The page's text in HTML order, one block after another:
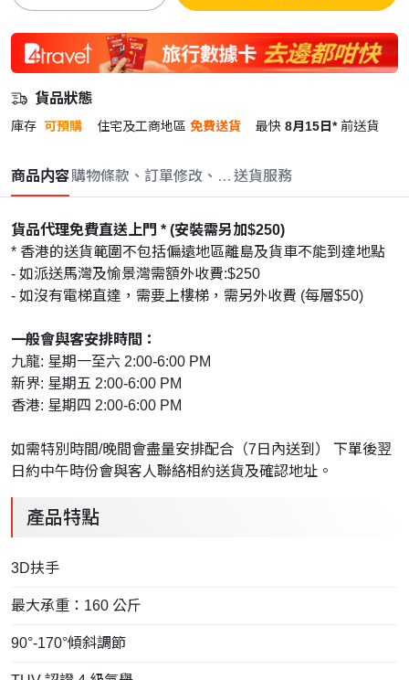
貨品狀態
庫存 可預購 住宅及工商地區 免費送貨 最快 8月15日* 前送貨
商品内容購物條款、訂單修改、取消與退款政策
送貨服務
貨品代理免費直送上門 * (安裝需另加$250)
* 香港的送貨範圍不包括偏遠地區離島及貨車不能到達地點
- 如派送馬灣及愉景灣需額外收費:$250
- 如沒有電梯直達，需要上樓梯，需另外收費 (每層$50)
一般會與客安排時間：
九龍: 星期一至六 2:00-6:00 PM
新界: 星期五 2:00-6:00 PM
香港: 星期四 2:00-6:00 PM
如需特別時間/晚間會盡量安排配合（7日內送到） 下單後翌
日約中午時份會與客人聯絡相約送貨及確認地址。
產品特點
3D扶手
最大承重：160 公斤
90°-170°傾斜調節